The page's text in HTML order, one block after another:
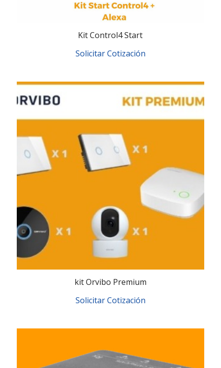
Kit Control4 Start
Solicitar Cotización
kit Orvibo Premium
Solicitar Cotización